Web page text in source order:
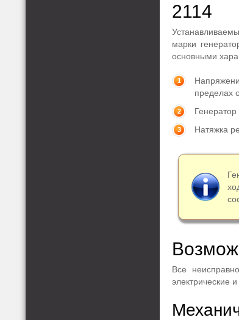
2114
марки
основными
пределах
Натяжка
Все
электрические